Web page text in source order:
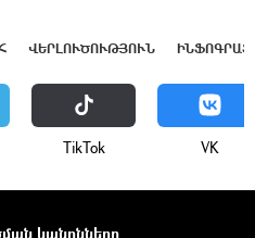
ՎԵՐԼՈՒԾՈՒԹՅՈՒՆ
ТikТоk VK
կանոնները